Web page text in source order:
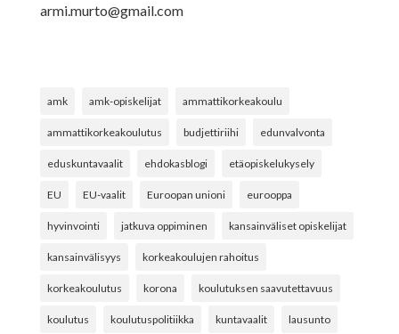
armi.murto@gmail.com
amk amk-opiskelijat ammattikorkeakoulu
ammattikorkeakoulutus budjettiriihi edunvalvonta
eduskuntavaalit ehdokasblogi etäopiskelukysely
EU EU-vaalit Euroopan unioni eurooppa
hyvinvointi jatkuva oppiminen kansainväliset opiskelijat
kansainvälisyys korkeakoulujen rahoitus
korkeakoulutus korona koulutuksen saavutettavuus
koulutus koulutuspolitiikka kuntavaalit lausunto